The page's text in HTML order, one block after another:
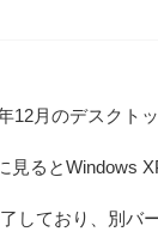
12月のデスクト
見るとWindows
しており、別バ